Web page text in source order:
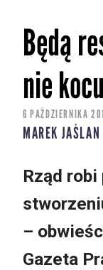
Będą
nie
6 PAŹDZIERNIKA
MAREK JAŚLAN
Rząd
–
Gazeta